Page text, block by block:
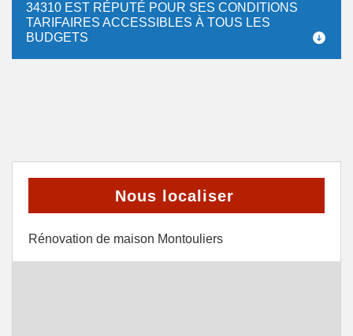
34310 EST RÉPUTÉ POUR SES CONDITIONS
TARIFAIRES ACCESSIBLES À TOUS LES
BUDGETS
Nous localiser
Rénovation de maison Montouliers